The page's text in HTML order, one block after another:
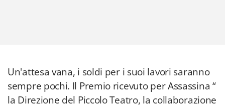
Un'attesa vana, i soldi per i suoi lavori saranno
sempre pochi. Il Premio ricevuto per Assassina “
la Direzione del Piccolo Teatro, la collaborazione